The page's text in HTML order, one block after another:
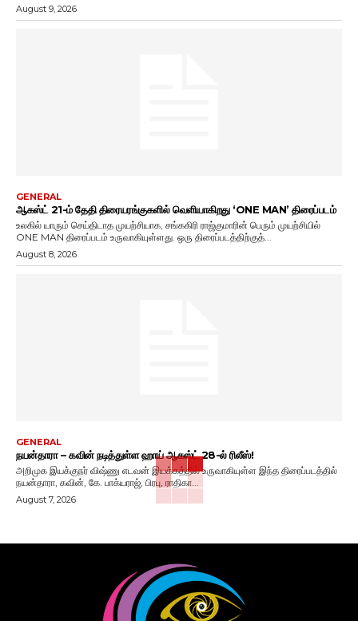
August 9, 2026
GENERAL
ஆகஸ்ட் 21-ம் தேதி திரையரங்குகளில் வெளியாகிறது ‘ONE MAN’ திரைப்படம்
உலகில் யாரும் செய்திடாத முயற்சியாக, சங்ககிரி ராஜ்குமாரின் பெரும் முயற்சியில்
ONE MAN திரைப்படம் உருவாகியுள்ளது. ஒரு திரைப்படத்திற்குத்...
August 8, 2026
GENERAL
நயன்தாரா – கவின் நடித்துள்ள ஹாய் ஆகஸ்ட் 28-ல் ரிலீஸ்!
அறிமுக இயக்குநர் விஷ்ணு எடவன் இயக்கத்தில் உருவாகியுள்ள இந்த திரைப்படத்தில்
நயன்தாரா, கவின், கே. பாக்யராஜ், பிரபு, ராதிகா...
August 7, 2026